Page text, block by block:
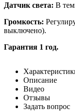
Датчик света: В
Громкость:
выключено).
Гарантия 1 год.
Описание
Видео
Отзывы
Задать вопрос